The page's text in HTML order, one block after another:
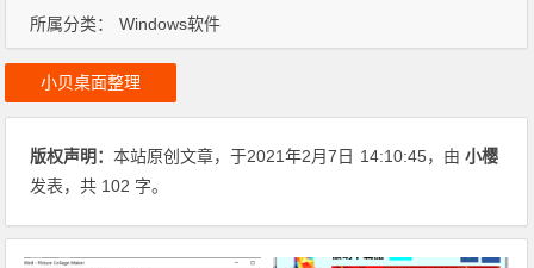
所属分类： Windows软件
小贝桌面整理
版权声明：本站原创文章，于2021年2月7日 14:10:45，由小樱
发表，共 102 字。